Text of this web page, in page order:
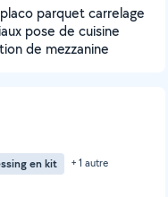
parquet carrelage
pose de cuisine
de mezzanine
en kit + 1 autre